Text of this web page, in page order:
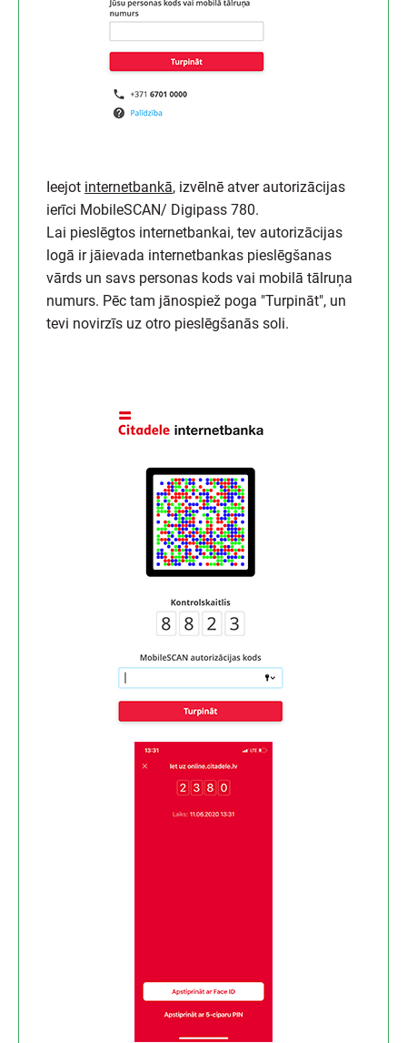
Ieejot internetbankā, izvēlnē atver autorizācijas
ierīci MobileSCAN/ Digipass 780.
Lai pieslēgtos internetbankai, tev autorizācijas
logā ir jāievada internetbankas pieslēgšanas
vārds un savs personas kods vai mobilā tālruņa
numurs. Pēc tam jānospiež poga "Turpināt", un
tevi novirzīs uz otro pieslēgšanās soli.